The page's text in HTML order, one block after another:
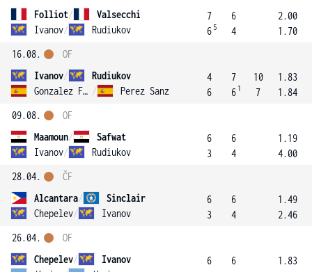
Folliot/
Valsecchi
Ivanov/ Rudiukov
7
6 5
6
4
2.00
1.70
16.08.
Ivanov/
Rudiukov
Gonzalez Fernandez / Perez Sanz
OF
4
6
7
6 1
10
7
1.83
1.84
09.08.
Maamoun/
Safwat
Ivanov/ Rudiukov
OF
6
3
6
4
1.19
4.00
28.04.
Alcantara/
Sinclair
Chepelev/ Ivanov
ČF
6
3
6
4
1.49
2.46
26.04.
Chepelev/
Ivanov
OF
6
6
1.83